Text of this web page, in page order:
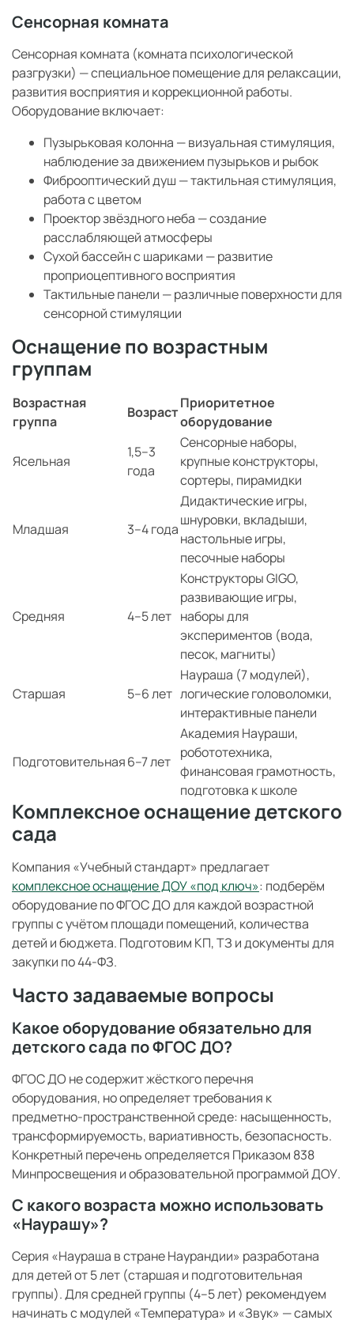
Сенсорная комната
Сенсорная комната (комната психологической
разгрузки) — специальное помещение для релаксации,
развития восприятия и коррекционной работы.
Оборудование включает:
Пузырьковая колонна — визуальная стимуляция,
наблюдение за движением пузырьков и рыбок
Фиброоптический душ — тактильная стимуляция,
работа с цветом
Проектор звёздного неба — создание
расслабляющей атмосферы
Сухой бассейн с шариками — развитие
проприоцептивного восприятия
Тактильные панели — различные поверхности для
сенсорной стимуляции
Оснащение по возрастным
группам
Возрастная
группа
Возраст
Приоритетное
оборудование
Ясельная
1,5–3
года
Сенсорные наборы,
крупные конструкторы,
сортеры, пирамидки
Младшая 3–4 года
Дидактические игры,
шнуровки, вкладыши,
настольные игры,
песочные наборы
Средняя 4–5 лет
Конструкторы GIGO,
развивающие игры,
наборы для
экспериментов (вода,
песок, магниты)
Старшая 5–6 лет
Наураша (7 модулей),
логические головоломки,
интерактивные панели
Подготовительная6–7 лет
Академия Наураши,
робототехника,
финансовая грамотность,
подготовка к школе
Комплексное оснащение детского
сада
Компания «Учебный стандарт» предлагает
комплексное оснащение ДОУ «под ключ»: подберём
оборудование по ФГОС ДО для каждой возрастной
группы с учётом площади помещений, количества
детей и бюджета. Подготовим КП, ТЗ и документы для
закупки по 44-ФЗ.
Часто задаваемые вопросы
Какое оборудование обязательно для
детского сада по ФГОС ДО?
ФГОС ДО не содержит жёсткого перечня
оборудования, но определяет требования к
предметно-пространственной среде: насыщенность,
трансформируемость, вариативность, безопасность.
Конкретный перечень определяется Приказом 838
Минпросвещения и образовательной программой ДОУ.
С какого возраста можно использовать
«Наурашу»?
Серия «Наураша в стране Наурандии» разработана
для детей от 5 лет (старшая и подготовительная
группы). Для средней группы (4–5 лет) рекомендуем
начинать с модулей «Температура» и «Звук» — самых